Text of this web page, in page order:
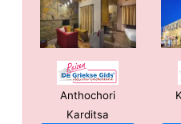
****
Anthochori
Karditsa